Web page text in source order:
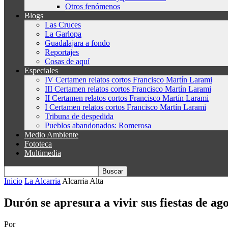
Otros fenómenos
Blogs
Las Cruces
La Garlopa
Guadalajara a fondo
Reportajes
Cosas de aquí
Especiales
IV Certamen relatos cortos Francisco Martín Larami
III Certamen relatos cortos Francisco Martín Larami
II Certamen relatos cortos Francisco Martín Larami
I Certamen relatos cortos Francisco Martín Larami
Tribuna de despedida
Pueblos abandonados: Romerosa
Medio Ambiente
Fototeca
Multimedia
Inicio La Alcarria Alcarria Alta
Durón se apresura a vivir sus fiestas de
Por